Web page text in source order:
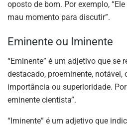
oposto de bom. Por exemplo, “Ele
mau momento para discutir”.
Eminente ou Iminente
“Eminente” é um adjetivo que se
destacado, proeminente, notável,
importância ou superioridade.
eminente cientista”.
“Iminente” é um adjetivo que